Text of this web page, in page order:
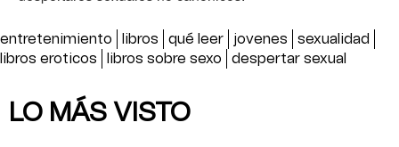
entretenimiento libros qué leer jovenes
sexualidad
libros eroticos
libros sobre sexo despertar sexual
LO MÁS VISTO